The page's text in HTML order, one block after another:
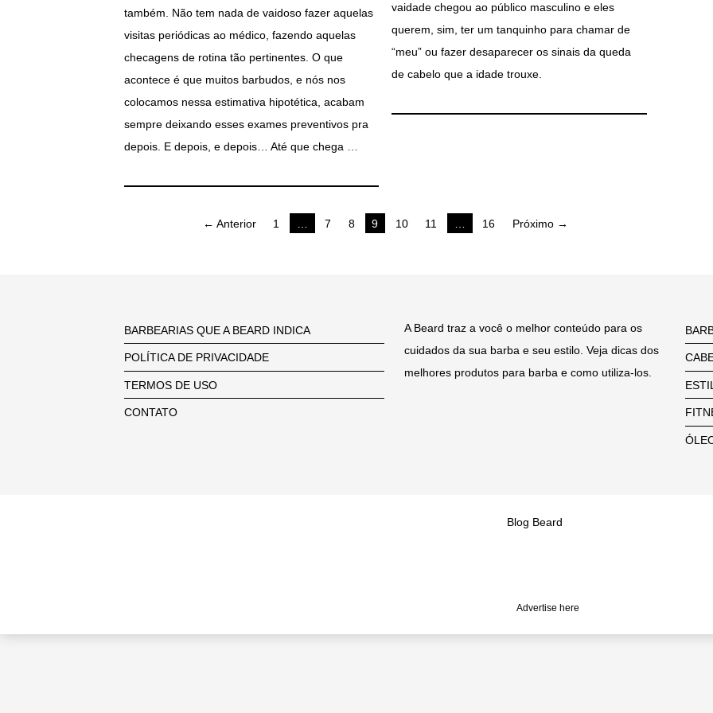
também. Não tem nada de vaidoso fazer aquelas
visitas periódicas ao médico, fazendo aquelas
checagens de rotina tão pertinentes. O que
acontece é que muitos barbudos, e nós nos
colocamos nessa estimativa hipotética, acabam
sempre deixando esses exames preventivos pra
depois. E depois, e depois… Até que chega …
vaidade chegou ao público masculino e eles
querem, sim, ter um tanquinho para chamar de
“meu” ou fazer desaparecer os sinais da queda
de cabelo que a idade trouxe.
Paginação← Anterior 1 7 8 9 10 11 16 Próximo →
BARBEARIAS QUE A BEARD INDICA
POLÍTICA DE PRIVACIDADE
TERMOS DE USO
CONTATO
A Beard traz a você o melhor conteúdo para os
cuidados da sua barba e seu estilo. Veja dicas dos
melhores produtos para barba e como utiliza-los.
Blog Beard
Advertise here